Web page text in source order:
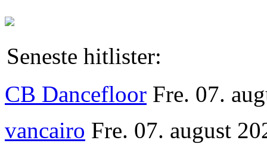
Seneste hitlister:
CB Dancefloor Fre. 07.
vancairo Fre. 07. august